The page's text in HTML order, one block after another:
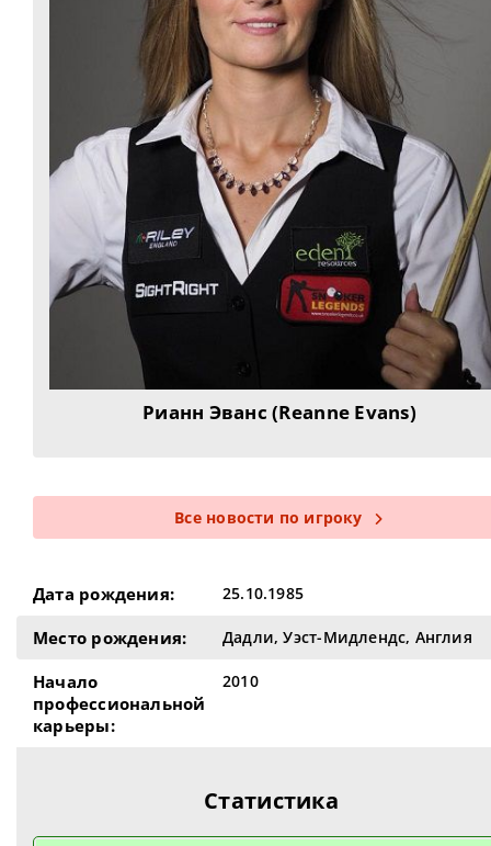
Рианн Эванс (Reanne Evans)
Все новости по игроку
Дата рождения: 25.10.1985
Место рождения: Дадли, Уэст-Мидлендс, Англия
Начало
профессиональной
карьеры:
2010
Статистика